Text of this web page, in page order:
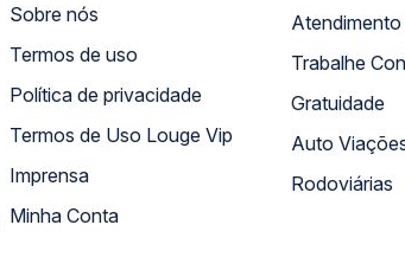
Sobre nós
Termos de uso
Política de privacidade
Termos de Uso Louge Vip
Imprensa
Minha Conta
Trabalhe
Gratuidade
Auto
Rodoviárias